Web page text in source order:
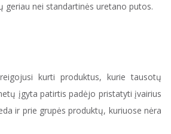
geriau nei standartinės uretano putos.
kurti produktus, kurie tausotų
įgyta patirtis padėjo pristatyti įvairius
ir prie grupės produktų, kuriuose nėra